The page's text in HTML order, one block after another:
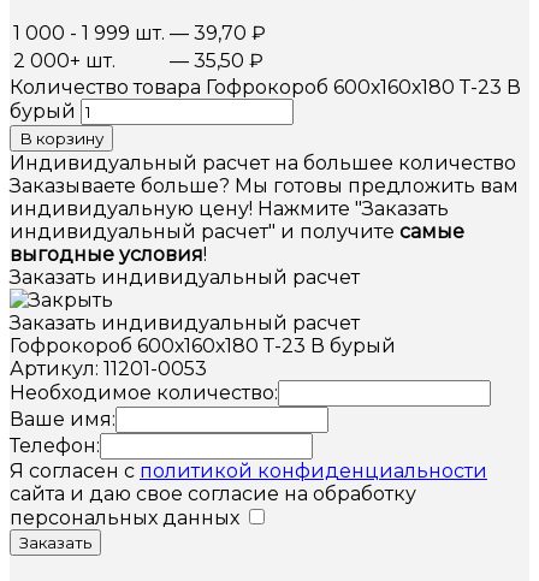
1 000 - 1 999 шт. — 39,70 ₽
2 000+ шт.
— 35,50 ₽
Количество товара Гофрокороб 600х160х180 Т-23 В
бурый
В корзину
Индивидуальный расчет на большее количество
Заказываете больше? Мы готовы предложить вам
индивидуальную цену! Нажмите "Заказать
индивидуальный расчет" и получите самые
выгодные условия!
Заказать индивидуальный расчет
Заказать индивидуальный расчет
Гофрокороб 600х160х180 Т-23 В бурый
Артикул: 11201-0053
Необходимое количество:
Ваше имя:
Телефон:
Я согласен с политикой конфиденциальности
сайта и даю свое согласие на обработку
персональных данных
Заказать